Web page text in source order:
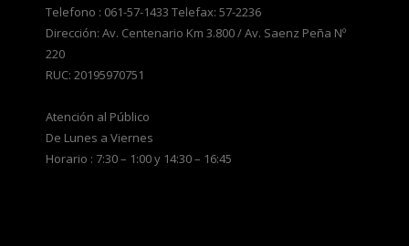
Telefono : 061-57-1433 Telefax: 57-2236
Dirección: Av. Centenario Km 3.800 / Av. Saenz Peña Nº
220
RUC: 20195970751
Atención al Público
De Lunes a Viernes
Horario : 7:30 – 1:00 y 14:30 – 16:45